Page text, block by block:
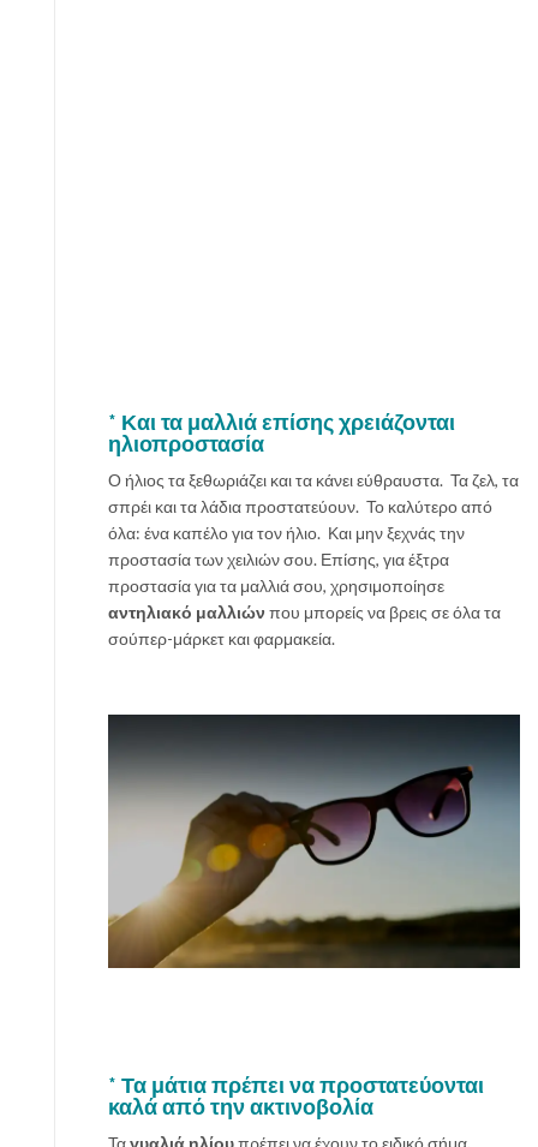
* Και τα μαλλιάεπίσης χρειάζονται
ηλιοπροστασία
Ο ήλιος τα ξεθωριάζει και τα κάνει εύθραυστα. Τα ζελ, τα
σπρέι και τα λάδια προστατεύουν. Το καλύτερο από
όλα: ένα καπέλο για τον ήλιο. Και μην ξεχνάς την
προστασία των χειλιών σου. Επίσης, για έξτρα
προστασία για τα μαλλιά σου, χρησιμοποίησε
αντηλιακό μαλλιών που μπορείς να βρεις σε όλα τα
σούπερ-μάρκετ και φαρμακεία.
* Τα μάτιαπρέπει να προστατεύονται
καλά από την ακτινοβολία
Ταγυαλιά ηλίουπρέπει να έχουν το ειδικό σήμα.